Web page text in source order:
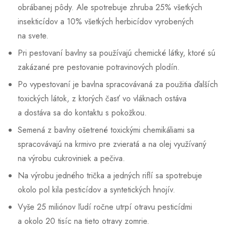
obrábanej pôdy. Ale spotrebuje zhruba 25% všetkých
insekticídov a 10% všetkých herbicídov vyrobených
na svete.
Pri pestovaní bavlny sa používajú chemické látky, ktoré sú
zakázané pre pestovanie potravinových plodín.
Po vypestovaní je bavlna spracovávaná za použitia ďalších
toxických látok, z ktorých časť vo vláknach ostáva
a dostáva sa do kontaktu s pokožkou.
Semená z bavlny ošetrené toxickými chemikáliami sa
spracovávajú na krmivo pre zvieratá a na olej využívaný
na výrobu cukroviniek a pečiva.
Na výrobu jedného trička a jedných riflí sa spotrebuje
okolo pol kila pesticídov a syntetických hnojív.
Vyše 25 miliónov ľudí ročne utrpí otravu pesticídmi
a okolo 20 tisíc na tieto otravy zomrie.